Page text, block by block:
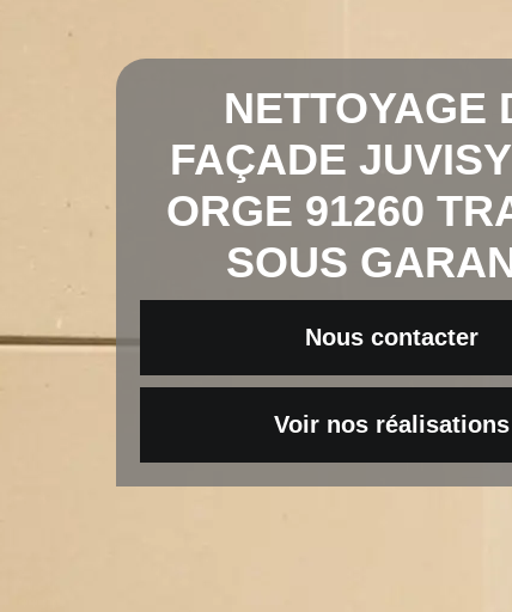
NETTOYAGE
FAÇADE
ORGE 91260
SOUS
Nous contacter
Voir nos réalisations